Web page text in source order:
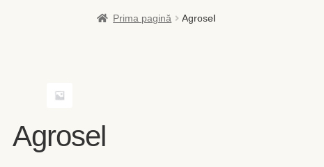
Prima pagină Agrosel
Agrosel